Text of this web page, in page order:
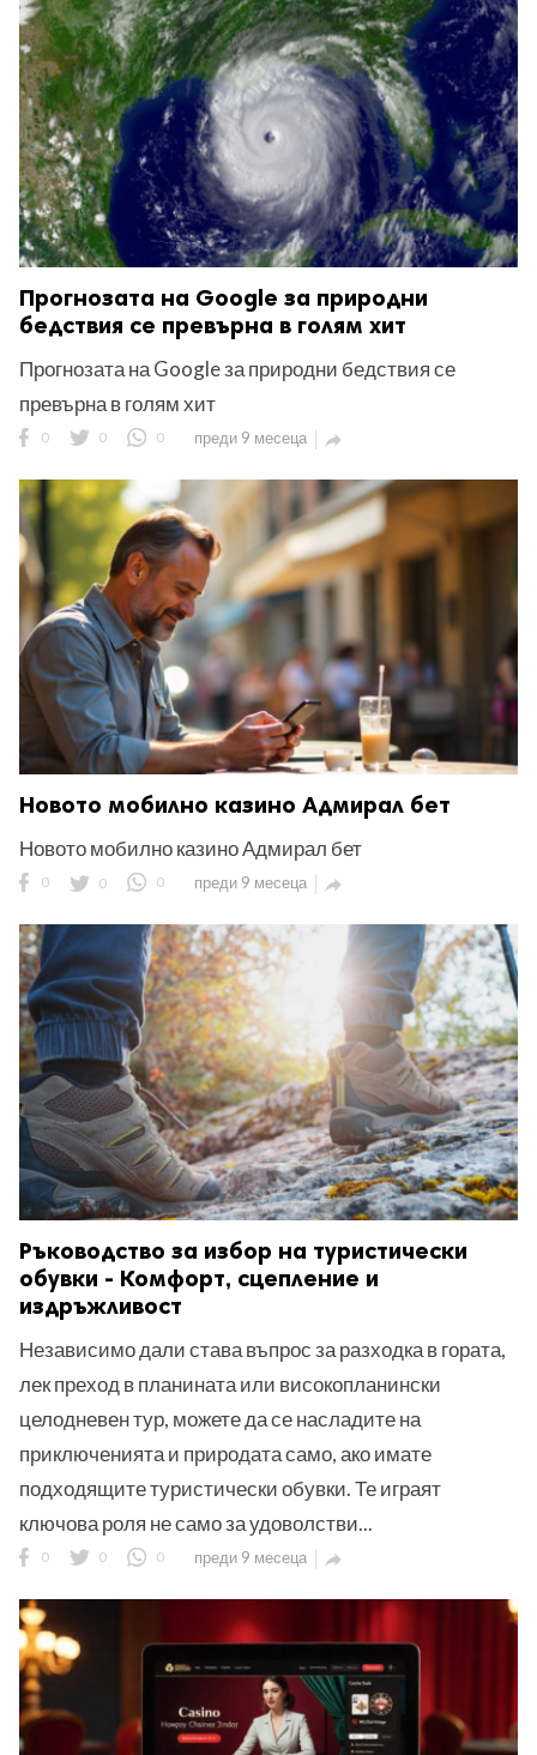
Прогнозата на Google за природни
бедствия се превърна в голям хит
Прогнозата на Google за природни бедствия се
превърна в голям хит
0 0 0 преди 9 месеца 
Новото мобилно казино Адмирал бет
Новото мобилно казино Адмирал бет
0 0 0 преди 9 месеца 
Ръководство за избор на туристически
обувки - Комфорт, сцепление и
издръжливост
Независимо дали става въпрос за разходка в гората,
лек преход в планината или високопланински
целодневен тур, можете да се насладите на
приключенията и природата само, ако имате
подходящите туристически обувки. Те играят
ключова роля не само за удоволстви...
0 0 0 преди 9 месеца 